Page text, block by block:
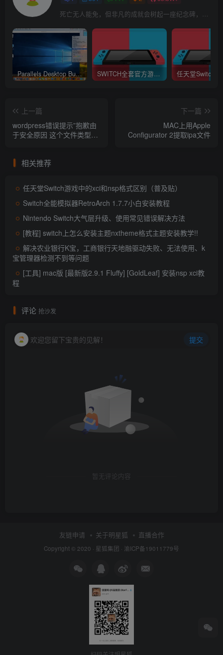
死亡无人能免，但非凡的成就会树起一座纪念碑，它将一直立到太阳冷却之时
Parallels Desktop Business Edition 16.1.1.49141 中文破解版 (最好用的虚拟机软件) SWITCH全套官方游戏XCI下载 (不提供下载)
上一篇
wordpress错误提示”抱歉由
于安全原因 这个文件类型不
下一篇
MAC上用Apple
Configurator 2提取ipa文件
相关推荐
任天堂Switch游戏中的xci和nsp格式区别（普及贴）
Switch全能模拟器RetroArch 1.7.7小白安装教程
Nintendo Switch大气层升级、使用常见错误解决方法
[教程] switch上怎么安装主题nxtheme格式主题安装教学!!
解决农业银行K宝，工商银行天地融驱动失败、无法使用、k
宝管理器检测不到等问题
[工具] mac版 [最新版2.9.1 Fluffy] [GoldLeaf] 安装nsp xci教
程
评论 抢沙发
欢迎您留下宝贵的见解！ 提交
暂无评论内容
友链申请 关于明星狐 直播合作
Copyright © 2020 · 星狐集团 · 渝ICP备19011779号